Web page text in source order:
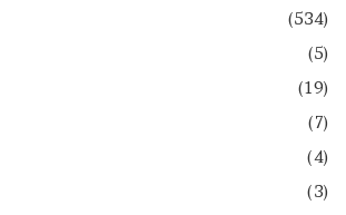
(534)
(5)
(19)
(7)
(4)
(3)